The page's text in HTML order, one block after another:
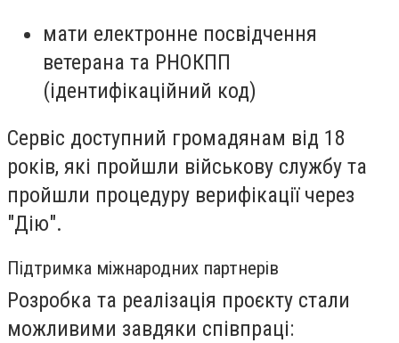
мати електронне посвідчення
ветерана та РНОКПП
(ідентифікаційний код)
Сервіс доступний громадянам від 18
років, які пройшли військову службу та
пройшли процедуру верифікації через
"Дію".
Підтримка міжнародних партнерів
Розробка та реалізація проєкту стали
можливими завдяки співпраці: